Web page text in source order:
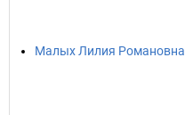
Малых Лилия Романовна